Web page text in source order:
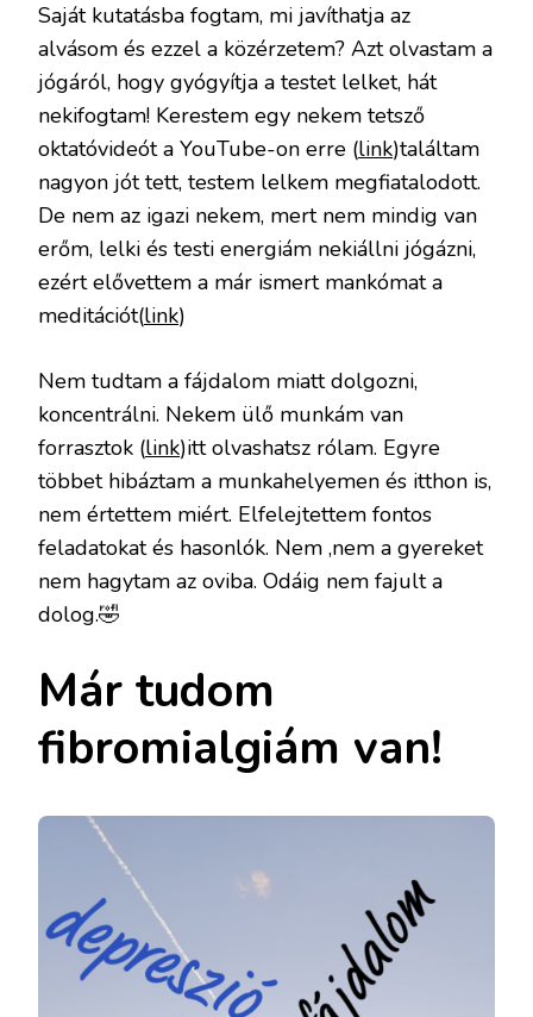
Saját kutatásba fogtam, mi javíthatja az
alvásom és ezzel a közérzetem? Azt olvastam a
jógáról, hogy gyógyítja a testet lelket, hát
nekifogtam! Kerestem egy nekem tetsző
oktatóvideót a YouTube-on erre (link)találtam
nagyon jót tett, testem lelkem megfiatalodott.
De nem az igazi nekem, mert nem mindig van
erőm, lelki és testi energiám nekiállni jógázni,
ezért elővettem a már ismert mankómat a
meditációt(link)
Nem tudtam a fájdalom miatt dolgozni,
koncentrálni. Nekem ülő munkám van
forrasztok (link)itt olvashatsz rólam. Egyre
többet hibáztam a munkahelyemen és itthon is,
nem értettem miért. Elfelejtettem fontos
feladatokat és hasonlók. Nem ,nem a gyereket
nem hagytam az oviba. Odáig nem fajult a
dolog.🤣
Már tudom
fibromialgiám van!